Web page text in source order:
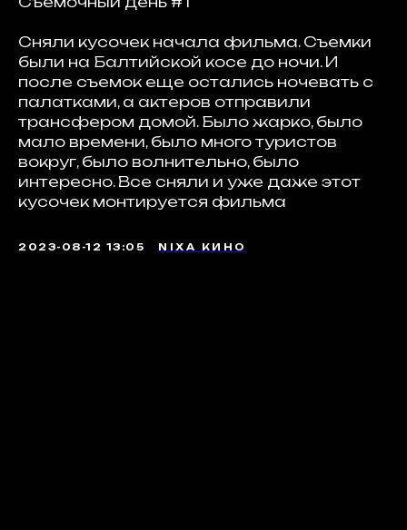
Cняли кусочек начала фильма. Съемки
были на Балтийской косе до ночи. И
после съемок еще остались ночевать с
палатками, а актеров отправили
трансфером домой. Было жарко, было
мало времени, было много туристов
вокруг, было волнительно, было
интересно. Все сняли и уже даже этот
кусочек монтируется фильма
2023-08-12 13:05 NIXA КИНО